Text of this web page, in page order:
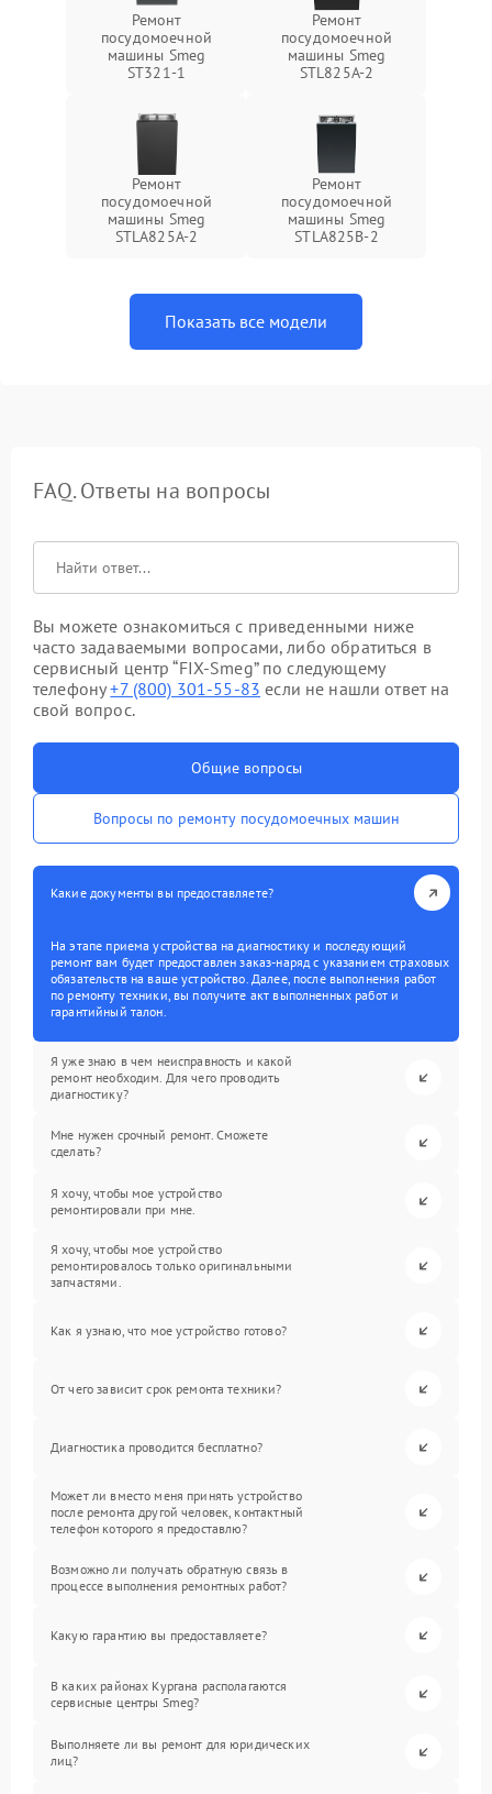
Ремонт
посудомоечной
машины Smeg
ST321-1
Ремонт
посудомоечной
машины Smeg
STL825A-2
Ремонт
посудомоечной
машины Smeg
STLA825A-2
Ремонт
посудомоечной
машины Smeg
STLA825B-2
Показать все модели
FAQ. Ответы на вопросы
Вы можете ознакомиться с приведенными ниже
часто задаваемыми вопросами, либо обратиться в
сервисный центр “FIX-Smeg” по следующему
телефону+7 (800) 301-55-83 если не нашли ответ на
свой вопрос.
Общие вопросы
Вопросы по ремонту посудомоечных машин
Какие документы вы предоставляете?
На этапе приема устройства на диагностику и последующий
ремонт вам будет предоставлен заказ-наряд с указанием страховых
обязательств на ваше устройство. Далее, после выполнения работ
по ремонту техники, вы получите акт выполненных работ и
гарантийный талон.
Я уже знаю в чем неисправность и какой
ремонт необходим. Для чего проводить
диагностику?
Мне нужен срочный ремонт. Сможете
сделать?
Я хочу, чтобы мое устройство
ремонтировали при мне.
Я хочу, чтобы мое устройство
ремонтировалось только оригинальными
запчастями.
Как я узнаю, что мое устройство готово?
От чего зависит срок ремонта техники?
Диагностика проводится бесплатно?
Может ли вместо меня принять устройство
после ремонта другой человек, контактный
телефон которого я предоставлю?
Возможно ли получать обратную связь в
процессе выполнения ремонтных работ?
Какую гарантию вы предоставляете?
В каких районах Кургана располагаются
сервисные центры Smeg?
Выполняете ли вы ремонт для юридических
лиц?